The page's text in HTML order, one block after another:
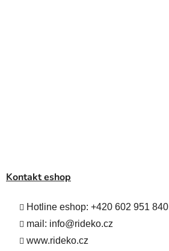
Kontakt eshop
Hotline eshop: +420 602 951 840
mail: info@rideko.cz
www.rideko.cz